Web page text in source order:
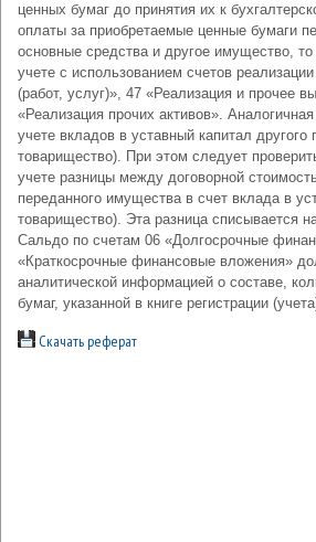
ценных бумаг до принятия их к
оплаты за приобретаемые ценные бумаги
основные средства и другое имущество,
учете с использованием счетов
(работ, услуг)», 47 «Реализация и прочее
«Реализация прочих активов».
учете вкладов в уставный капитал другого
товарищество). При этом следует
учете разницы между договорной
переданного имущества в счет вклада в
товарищество). Эта разница списывается
Сальдо по счетам 06 «Долгосрочные
«Краткосрочные финансовые вложения»
аналитической информацией о составе,
бумаг, указанной в книге регистрации
Скачать реферат